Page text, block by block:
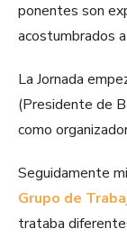
ponentes son
acostumbrados
La Jornada
(Presidente de
como
Seguidamente
Grupo de
trataba